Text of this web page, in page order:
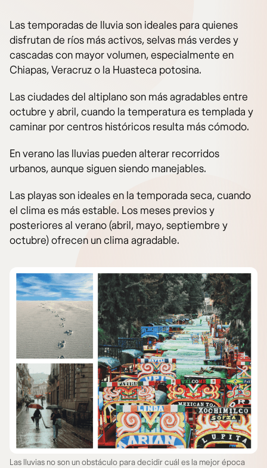
Las temporadas de lluvia son ideales para quienes
disfrutan de ríos más activos, selvas más verdes y
cascadas con mayor volumen, especialmente en
Chiapas, Veracruz o la Huasteca potosina.
Las ciudades del altiplano son más agradables entre
octubre y abril, cuando la temperatura es templada y
caminar por centros históricos resulta más cómodo.
En verano las lluvias pueden alterar recorridos
urbanos, aunque siguen siendo manejables.
Las playas son ideales en la temporada seca, cuando
el clima es más estable. Los meses previos y
posteriores al verano (abril, mayo, septiembre y
octubre) ofrecen un clima agradable.
Las lluvias no son un obstáculo para decidir cuál es la mejor época